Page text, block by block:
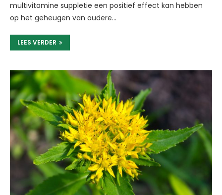
multivitamine suppletie een positief effect kan hebben
op het geheugen van oudere…
LEES VERDER